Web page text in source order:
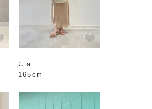
C.a
165cm